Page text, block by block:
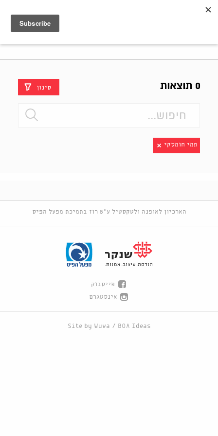
0 תוצאות סינון
תמי חומסקי
הארכיון לאופנה ולטקסטיל ע"ש רוז בתמיכת מפעל הפיס
פייסבוק
אינסטגרם
Site by Wuwa / BOA Ideas